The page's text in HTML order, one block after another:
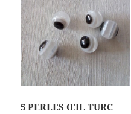
5 PERLES ŒIL TURC